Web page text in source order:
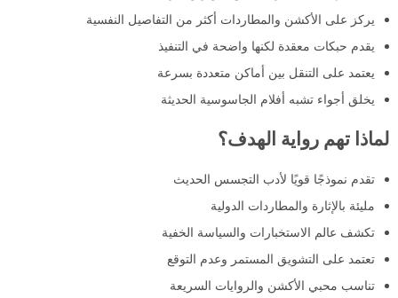
يركز على الأكشن والمطاردات أكثر من التفاصيل النفسية
يقدم حبكات معقدة لكنها واضحة في التنفيذ
يعتمد على التنقل بين أماكن متعددة بسرعة
يخلق أجواء تشبه أفلام الجاسوسية الحديثة
لماذا تهم رواية الهدف؟
تقدم نموذجًا قويًا لأدب التجسس الحديث
مليئة بالإثارة والمطاردات الدولية
تكشف عالم الاستخبارات والسياسة الخفية
تعتمد على التشويق المستمر وعدم التوقع
تناسب محبي الأكشن والروايات السريعة